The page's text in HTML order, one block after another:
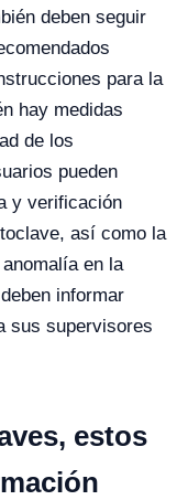
deben seguir
para la
hay medidas
de los
pueden
y verificación
así como la
en la
informar
sus supervisores
estos